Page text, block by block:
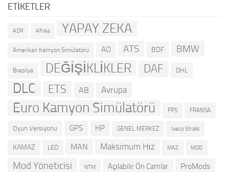
ETIKETLER
ADR Afrika YAPAY ZEKA
Amerikan Kamyon Simülatörü AO ATS BDF BMW
Brezilya DEĞİŞİKLİKLER DAF DHL
DLC ETS AB Avrupa
Euro Kamyon Simülatörü FPS FRANSA
Oyun Versiyonu GPS HP GENEL MERKEZ Iveco Stralis
KAMAZ LED MAN Maksimum Hız MAZ MOD
Mod Yöneticisi NTM Açılabilir Ön Camlar ProMods